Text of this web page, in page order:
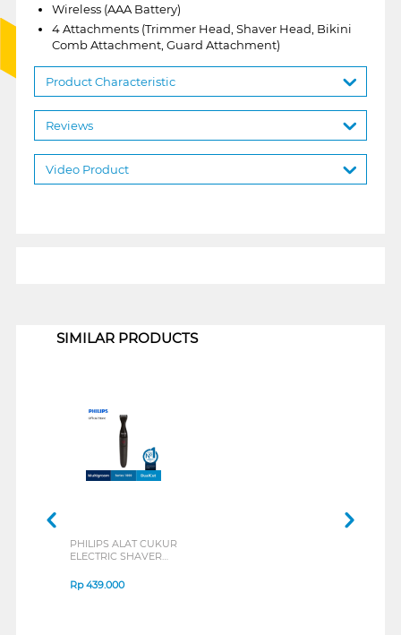
Wireless (AAA Battery)
4 Attachments (Trimmer Head, Shaver Head, Bikini
Comb Attachment, Guard Attachment)
Product Characteristic
Reviews
Video Product
SIMILAR PRODUCTS
PHILIPS ALAT CUKUR
ELECTRIC SHAVER
Rp439.000